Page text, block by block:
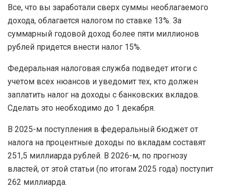
Все, что вы заработали сверх суммы необлагаемого
дохода, облагается налогом по ставке 13%. За
суммарный годовой доход более пяти миллионов
рублей придется внести налог 15%.
Федеральная налоговая служба подведет итоги с
учетом всех нюансов и уведомит тех, кто должен
заплатить налог на доходы с банковских вкладов.
Сделать это необходимо до 1 декабря.
В 2025-м поступления в федеральный бюджет от
налога на процентные доходы по вкладам составят
251,5 миллиарда рублей. В 2026-м, по прогнозу
властей, от этой статьи (по итогам 2025 года) поступит
262 миллиарда.